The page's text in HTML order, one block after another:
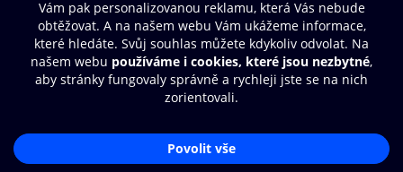
Další zábava
© O2 Czech Republic a.s.
Aplikace O2 Knihovna